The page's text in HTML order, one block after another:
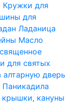
Кружки для
для
Ладаница
Масло
для святых
алтарную дверь
Паникадила
кануны